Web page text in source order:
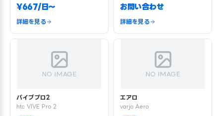
¥667/日〜
詳細を見る
お問い合わせ
詳細を見る
NO IMAGE
バイブプロ2
htc VIVE Pro 2
NO IMAGE
エアロ
varjo Aero